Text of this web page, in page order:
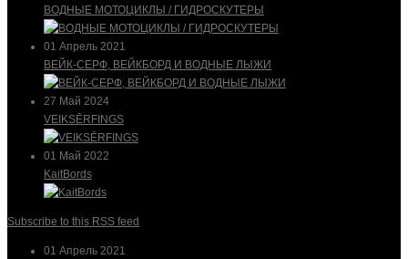
ВОДНЫЕ МОТОЦИКЛЫ / ГИДРОСКУТЕРЫ
01 Апрель 2021
ВЕЙК-СЕРФ, ВЕЙКБОРД И ВОДНЫЕ ЛЫЖИ
27 Май 2024
VEIKSĒRFINGS
01 Май 2022
KaitBords
Subscribe to this RSS feed
01 Апрель 2021